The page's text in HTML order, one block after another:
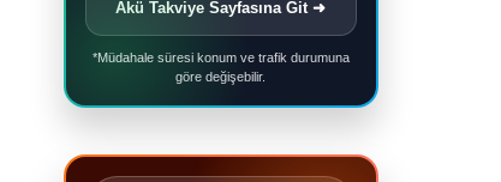
Akü Takviye Sayfasına Git ➜
*Müdahale süresi konum ve trafik durumuna
göre değişebilir.